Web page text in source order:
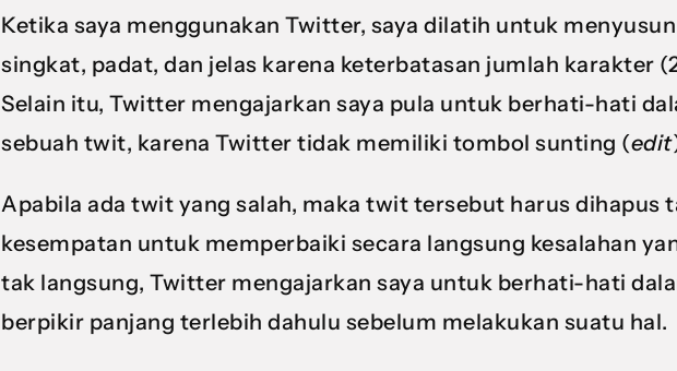
Ketika saya menggunakan Twitter, saya dilatih untuk
singkat, padat, dan jelas karena keterbatasan jumlah karakter
Selain itu, Twitter mengajarkan saya pula untuk berhati-hati
sebuah twit, karena Twitter tidak memiliki tombol sunting (edit
Apabila ada twit yang salah, maka twit tersebut harus dihapus
kesempatan untuk memperbaiki secara langsung kesalahan
tak langsung, Twitter mengajarkan saya untuk berhati-hati
berpikir panjang terlebih dahulu sebelum melakukan suatu hal.